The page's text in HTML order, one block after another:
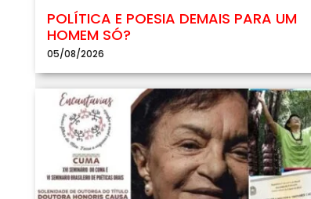
POLÍTICA E POESIA DEMAIS PARA UM
HOMEM SÓ?
05/08/2026